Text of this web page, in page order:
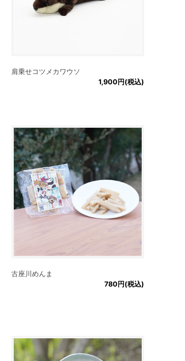
肩乗せコツメカワウソ
1,900円(税込)
古座川めんま
780円(税込)